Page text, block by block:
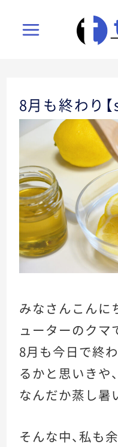
8月も終わり
みなさんこんに
ューターのクマ
8月も今日で終
るかと思いきや
なんだか蒸し暑
そんな中、私も